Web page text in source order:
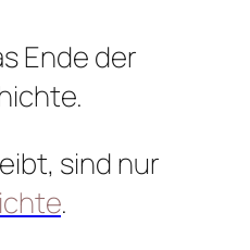
Ende der
sind nur
.